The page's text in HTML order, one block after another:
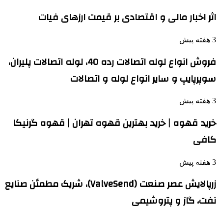
اثر اخبار مالی و اقتصادی بر قیمت ارزهای فیات
3 هفته پیش
فروش انواع لوله اتصالات رده 40، لوله اتصالات پلیران،
سوپرپایپ و سایر انواع لوله و اتصالات
3 هفته پیش
خرید قهوه | خرید بهترین قهوه تهران | قهوه گرنیکا
کافی
3 هفته پیش
زرپالایش عصر صنعت (ValveSend)، شریک مطمئن صنایع
نفت، گاز و پتروشیمی